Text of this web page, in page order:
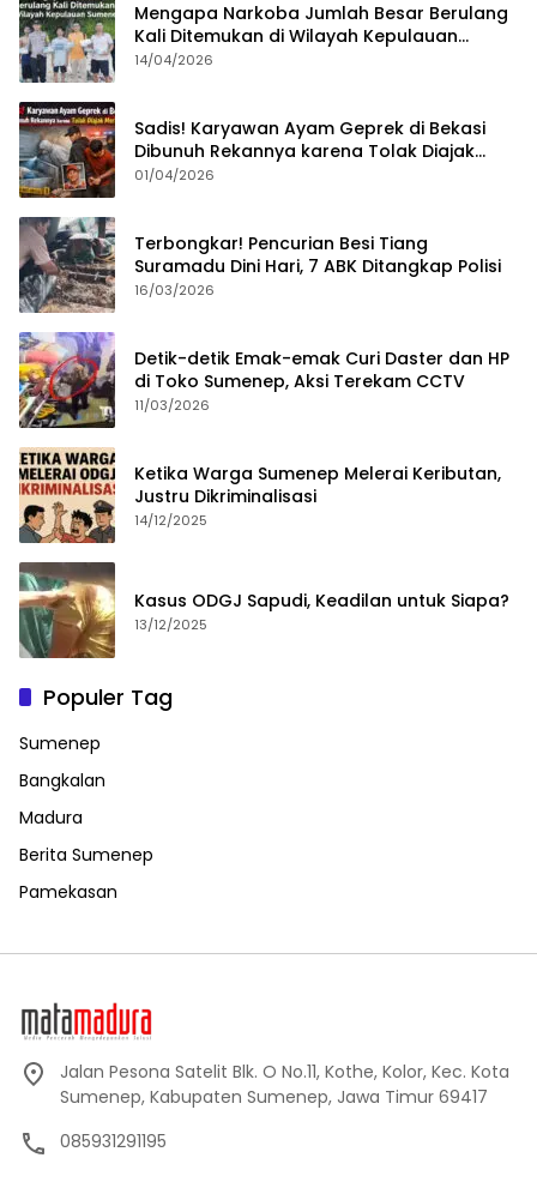
Mengapa Narkoba Jumlah Besar Berulang
Kali Ditemukan di Wilayah Kepulauan
Sumenep?
14/04/2026
Sadis! Karyawan Ayam Geprek di Bekasi
Dibunuh Rekannya karena Tolak Diajak
Merampok Majikan
01/04/2026
Terbongkar! Pencurian Besi Tiang
Suramadu Dini Hari, 7 ABK Ditangkap Polisi
16/03/2026
Detik-detik Emak-emak Curi Daster dan HP
di Toko Sumenep, Aksi Terekam CCTV
11/03/2026
Ketika Warga Sumenep Melerai Keributan,
Justru Dikriminalisasi
14/12/2025
Kasus ODGJ Sapudi, Keadilan untuk Siapa?
13/12/2025
Populer Tag
Sumenep
Bangkalan
Madura
Berita Sumenep
Pamekasan
Jalan Pesona Satelit Blk. O No.11, Kothe, Kolor, Kec. Kota
Sumenep, Kabupaten Sumenep, Jawa Timur 69417
085931291195